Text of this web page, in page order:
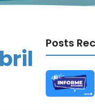
Posts